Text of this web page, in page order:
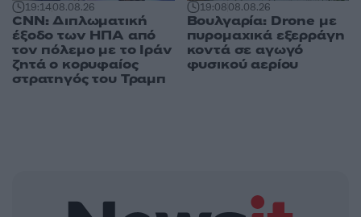
19:1408.08.26
CNN: Διπλωματική
έξοδο των ΗΠΑ από
τον πόλεμο με το Ιράν
ζητά ο κορυφαίος
στρατηγός του Τραμπ
19:0808.08.26
Βουλγαρία: Drone με
πυρομαχικά εξερράγη
κοντά σε αγωγό
φυσικού αερίου